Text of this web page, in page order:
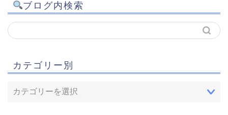
ブログ内検索
カテゴリー別